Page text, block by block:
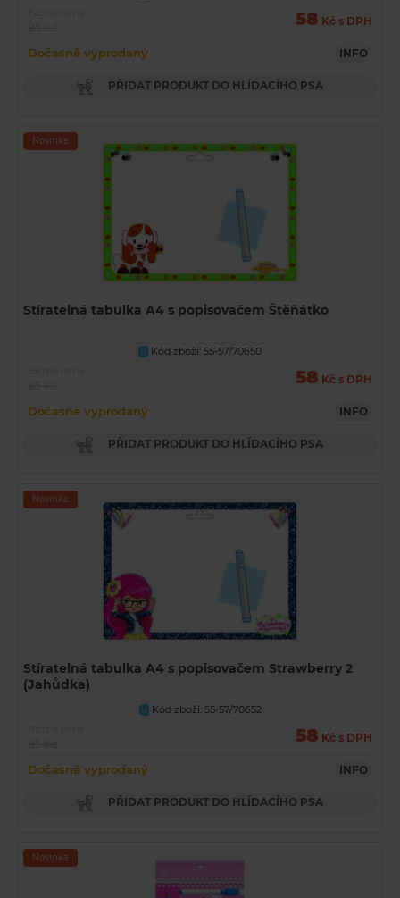
58 Kč s DPH
Dočasně vyprodaný INFO
PŘIDAT PRODUKT DO HLÍDACÍHO PSA
Novinka
Stíratelná tabulka A4 s popisovačem Štěňátko
U
Kód zboží: 55-57/70650
58 Kč s DPH
Dočasně vyprodaný INFO
PŘIDAT PRODUKT DO HLÍDACÍHO PSA
Novinka
Stíratelná tabulka A4 s popisovačem Strawberry 2
(Jahůdka)
U Kód zboží: 55-57/70652
58 Kč s DPH
Dočasně vyprodaný INFO
PŘIDAT PRODUKT DO HLÍDACÍHO PSA
Novinka